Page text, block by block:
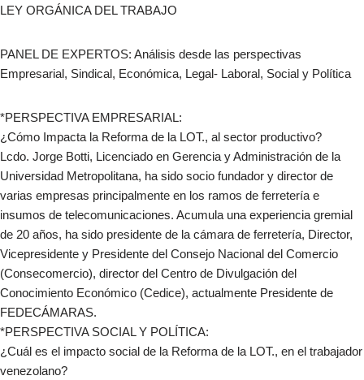
LEY ORGÁNICA DEL TRABAJO
PANEL DE EXPERTOS: Análisis desde las perspectivas
Empresarial, Sindical, Económica, Legal- Laboral, Social y Política
*PERSPECTIVA EMPRESARIAL:
¿Cómo Impacta la Reforma de la LOT., al sector productivo?
Lcdo. Jorge Botti, Licenciado en Gerencia y Administración de la
Universidad Metropolitana, ha sido socio fundador y director de
varias empresas principalmente en los ramos de ferretería e
insumos de telecomunicaciones. Acumula una experiencia gremial
de 20 años, ha sido presidente de la cámara de ferretería, Director,
Vicepresidente y Presidente del Consejo Nacional del Comercio
(Consecomercio), director del Centro de Divulgación del
Conocimiento Económico (Cedice), actualmente Presidente de
FEDECÁMARAS.
*PERSPECTIVA SOCIAL Y POLÍTICA:
¿Cuál es el impacto social de la Reforma de la LOT., en el trabajador
venezolano?